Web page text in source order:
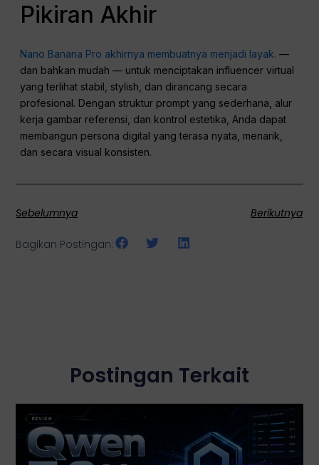
Pikiran Akhir
Nano Banana Pro akhirnya membuatnya menjadi layak.—
dan bahkan mudah — untuk menciptakan influencer virtual
yang terlihat stabil, stylish, dan dirancang secara
profesional. Dengan struktur prompt yang sederhana, alur
kerja gambar referensi, dan kontrol estetika, Anda dapat
membangun persona digital yang terasa nyata, menarik,
dan secara visual konsisten.
Sebelumnya Berikutnya
Bagikan Postingan:
Postingan Terkait